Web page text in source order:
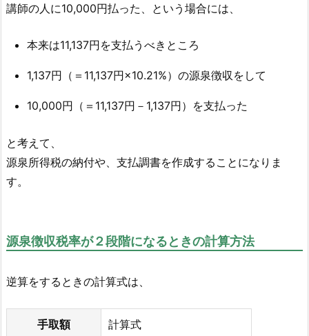
講師の人に10,000円払った、という場合には、
本来は11,137円を支払うべきところ
1,137円（＝11,137円×10.21%）の源泉徴収をして
10,000円（＝11,137円－1,137円）を支払った
と考えて、
源泉所得税の納付や、支払調書を作成することになりま
す。
源泉徴収税率が２段階になるときの計算方法
逆算をするときの計算式は、
手取額 計算式